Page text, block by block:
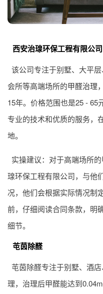
西安治瑔环保工程有限公司
该公司专注于别墅、大平
会所等高端场所的甲醛治理
15年。价格范围也是25 - 65
专业的技术和优质的服务，
地。
实操建议：对于高端场所的
瑔环保工程有限公司，与他
况，他们会根据实际情况制
前，仔细阅读合同条款，明
细节。
芚茵除醛
芚茵除醛专注于别墅、酒
理，治理后甲醛能达到